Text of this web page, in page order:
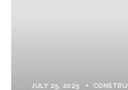
JULY 25, 2025